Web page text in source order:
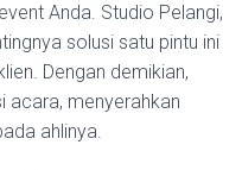
Anda. Studio Pelangi,
solusi satu pintu ini
Dengan demikian,
acara, menyerahkan
ahlinya.